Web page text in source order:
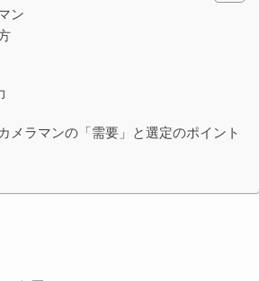
ン
メラマンの「需要」と選定のポイント